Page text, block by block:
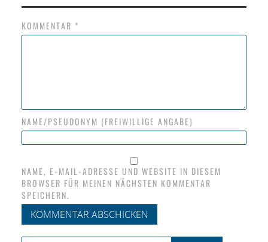
KOMMENTAR *
NAME/PSEUDONYM (FREIWILLIGE ANGABE)
NAME, E-MAIL-ADRESSE UND WEBSITE IN DIESEM
BROWSER FÜR MEINEN NÄCHSTEN KOMMENTAR
SPEICHERN.